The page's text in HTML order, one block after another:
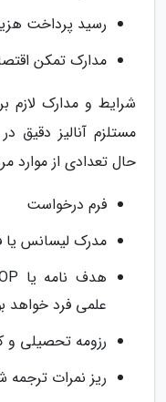
رسید پرداخت هزینه اپلای
مدارک تمکن
شرایط و مدارک لازم
مستلزم آنالیز دقیق
حال تعدادی از موارد
فرم درخواست
مدرک لیسانس
علمی فرد خواهد
رزومه تحصیلی و
ریز نمرات ترجمه